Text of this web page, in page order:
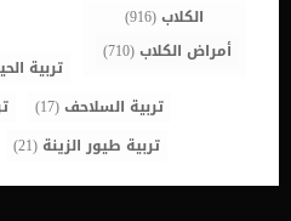
الكلاب(916)
أمراض الكلاب(710)
تربية
تربية السلاحف(17)
تربية طيور الزينة (21)